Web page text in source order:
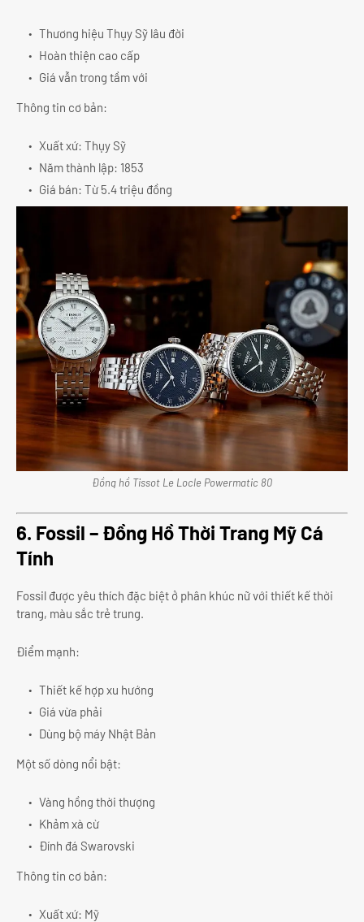
Thương hiệu Thụy Sỹ lâu đời
Hoàn thiện cao cấp
Giá vẫn trong tầm với
Thông tin cơ bản:
Xuất xứ: Thụy Sỹ
Năm thành lập: 1853
Giá bán: Từ 5.4 triệu đồng
Đồng hồ Tissot Le Locle Powermatic 80
6. Fossil – Đồng Hồ Thời Trang Mỹ Cá
Tính
Fossil được yêu thích đặc biệt ở phân khúc nữ với thiết kế thời
trang, màu sắc trẻ trung.
Điểm mạnh:
Thiết kế hợp xu hướng
Giá vừa phải
Dùng bộ máy Nhật Bản
Một số dòng nổi bật:
Vàng hồng thời thượng
Khảm xà cừ
Đính đá Swarovski
Thông tin cơ bản:
Xuất xứ: Mỹ